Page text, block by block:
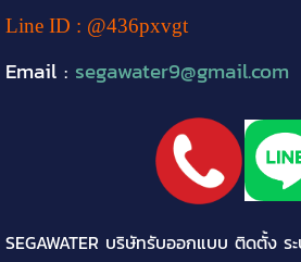
Line ID : @436pxvgt
Email : segawater9@gmail.com
SEGAWATER บริษัทรับออกแบบ ติดตั้ง ร